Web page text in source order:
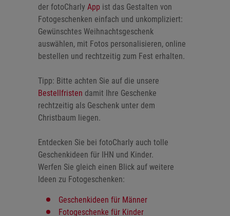
der fotoCharly App ist das Gestalten von
Fotogeschenken einfach und unkompliziert:
Gewünschtes Weihnachtsgeschenk
auswählen, mit Fotos personalisieren, online
bestellen und rechtzeitig zum Fest erhalten.
Tipp: Bitte achten Sie auf die unsere
Bestellfristen damit Ihre Geschenke
rechtzeitig als Geschenk unter dem
Christbaum liegen.
Entdecken Sie bei fotoCharly auch tolle
Geschenkideen für IHN und Kinder.
Werfen Sie gleich einen Blick auf weitere
Ideen zu Fotogeschenken:
Geschenkideen für Männer
Fotogeschenke für Kinder